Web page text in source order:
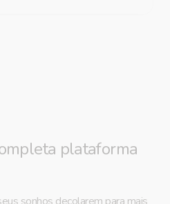
plataforma